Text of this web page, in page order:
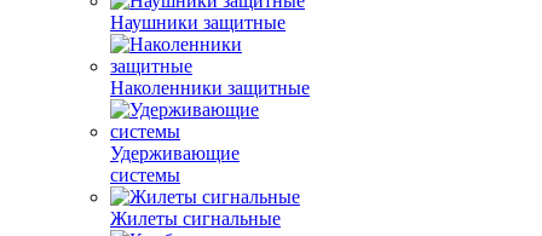
Наушники защитные
Наколенники защитные
Удерживающие
системы
Жилеты сигнальные